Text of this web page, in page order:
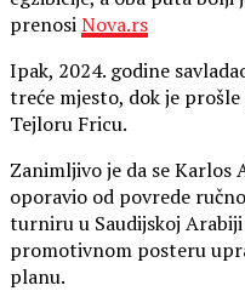
prenosiNova.rs
Ipak, 2024. godine
treće mjesto, dok je
Tejloru Fricu.
Zanimljivo je da se
oporavio od povrede
turniru u Saudijskoj
promotivnom posteru
planu.